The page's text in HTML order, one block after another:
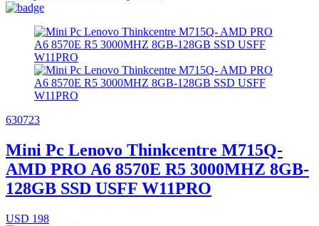
630723
Mini Pc Lenovo Thinkcentre M715Q-
AMD PRO A6 8570E R5 3000MHZ 8GB-
128GB SSD USFF W11PRO
USD 198